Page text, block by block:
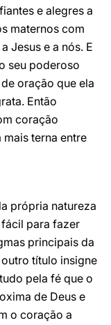
e alegres a
maternos com
Jesus e a nós. E
seu poderoso
oração que ela
Então
coração
terna entre
própria natureza
para fazer
principais da
título insigne
pela fé que o
de Deus e
o coração a